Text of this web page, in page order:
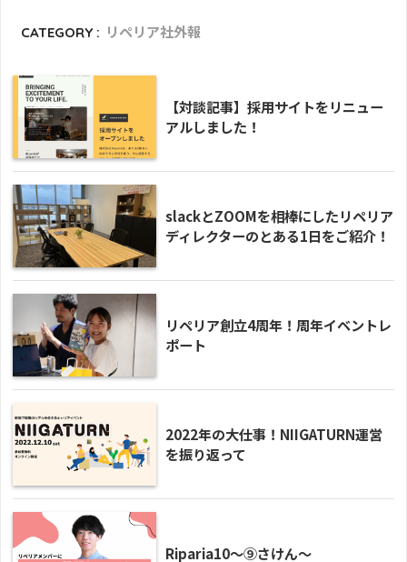
CATEGORY : リペリア社外報
【対談記事】採用サイトをリニュー
アルしました！
slackとZOOMを相棒にしたリペリア
ディレクターのとある1日をご紹介！
リペリア創立4周年！周年イベントレ
ポート
2022年の大仕事！NIIGATURN運営
を振り返って
Riparia10〜⑨さけん〜